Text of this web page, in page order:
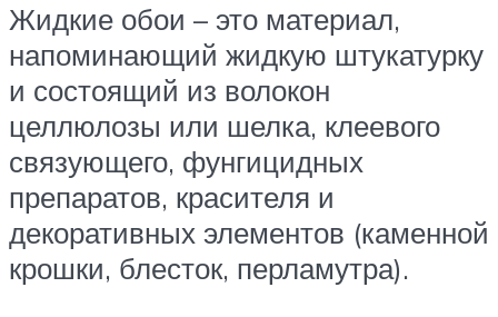
Жидкие обои – это материал,
напоминающий жидкую штукатурку
и состоящий из волокон
целлюлозы или шелка, клеевого
связующего, фунгицидных
препаратов, красителя и
декоративных элементов (каменной
крошки, блесток, перламутра).